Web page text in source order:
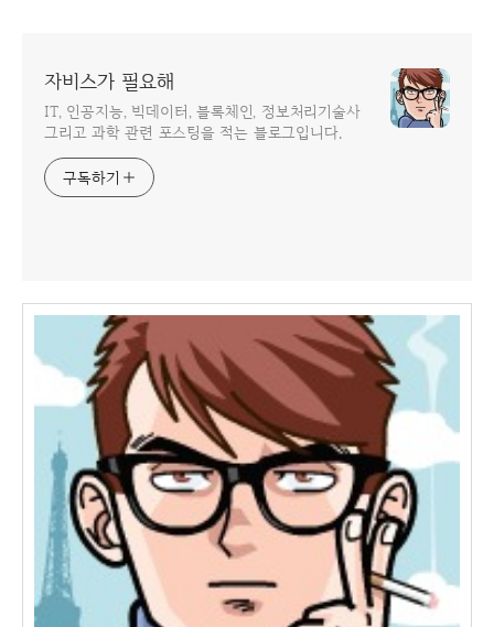
자비스가 필요해
IT, 인공지능, 빅데이터, 블록체인, 정보처리기술사
그리고 과학 관련 포스팅을 적는 블로그입니다.
구독하기